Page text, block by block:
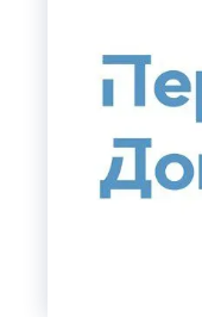
Москваи
Связаться с нами